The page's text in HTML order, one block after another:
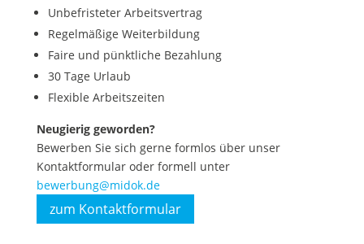
Unbefristeter Arbeitsvertrag
Regelmäßige Weiterbildung
Faire und pünktliche Bezahlung
30 Tage Urlaub
Flexible Arbeitszeiten
Neugierig geworden?
Bewerben Sie sich gerne formlos über unser
Kontaktformular oder formell unter
bewerbung@midok.de
zum Kontaktformular